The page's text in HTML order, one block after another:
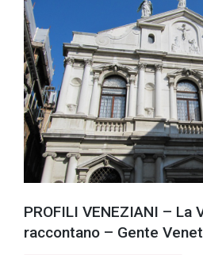
PROFILI VENEZIANI – La
raccontano – Gente